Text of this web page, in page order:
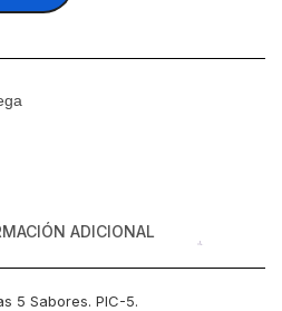
ADICIONAL
5 Sabores. PIC-5.